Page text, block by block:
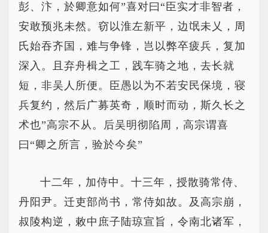
彭、汴，於卿意如何”喜对曰“臣实才非智者，
安敢预兆未然。窃以淮左新平，边氓未乂，周
氏始吞齐国，难与争锋，岂以弊卒疲兵，复加
深入。且弃舟楫之工，践车骑之地，去长就
短，非吴人所便。臣愚以为不若安民保境，寝
兵复约，然后广募英奇，顺时而动，斯久长之
术也”高宗不从。后吴明彻陷周，高宗谓喜
曰“卿之所言，验於今矣”
十二年，加侍中。十三年，授散骑常侍、
丹阳尹。迁吏部尚书，常侍如故。及高宗崩，
叔陵构逆，敕中庶子陆琼宣旨，令南北诸军，